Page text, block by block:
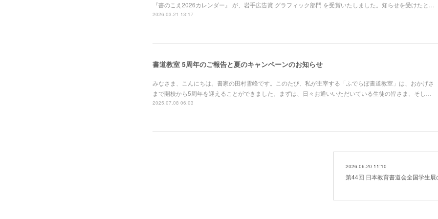
『書のこえ2026カレンダー』 が、岩手広告賞 グラフィック部門 を受賞いたしました。知らせを受けたと…
2026.03.21 13:17
書道教室 5周年のご報告と夏のキャンペーンのお知らせ
みなさま、こんにちは。書家の田村雪峰です。このたび、私が主宰する「ふでらぼ書道教室」は、おかげさ
まで開校から5周年を迎えることができました。まずは、日々お通いいただいている生徒の皆さま、そし…
2025.07.08 06:03
2026.06.20 11:10
第44回 日本教育書道会全国学生展